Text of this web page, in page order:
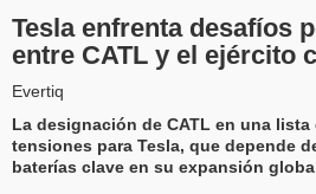
Tesla enfrenta desafíos
entre CATL y el ejército
Evertiq
La designación de CATL en una
tensiones para Tesla, que depende
baterías clave en su expansión